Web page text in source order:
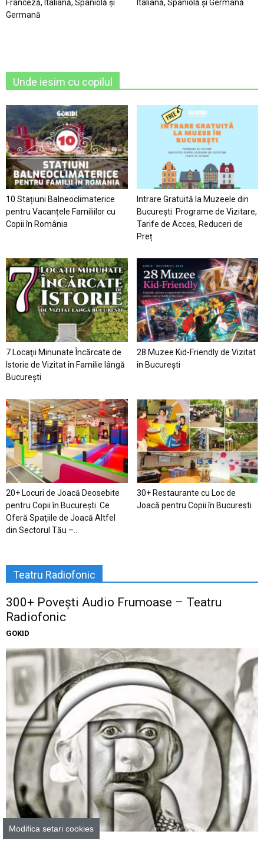
Franceză, Italiană, Spaniolă şi
Germană
Italiană, Spaniolă şi Germană
Unde iesim cu copilul
10 Stațiuni Balneoclimaterice
pentru Vacanțele Familiilor cu
Copii în România
Intrare Gratuită la Muzeele din
București. Programe de Vizitare,
Tarife de Acces, Reduceri de
Preț
7 Locaţii Minunate Încărcate de
Istorie de Vizitat în Familie lângă
București
28 Muzee Kid-Friendly de Vizitat
în București
20+ Locuri de Joacă Deosebite
pentru Copii în Bucureşti. Ce
Oferă Spaţiile de Joacă Altfel
din Sectorul Tău –...
30+ Restaurante cu Loc de
Joacă pentru Copii în Bucuresti
Teatru Radiofonic
300+ Povești Audio Frumoase – Teatru
Radiofonic
GOKID
Povesti audio
Modifica setari cookies